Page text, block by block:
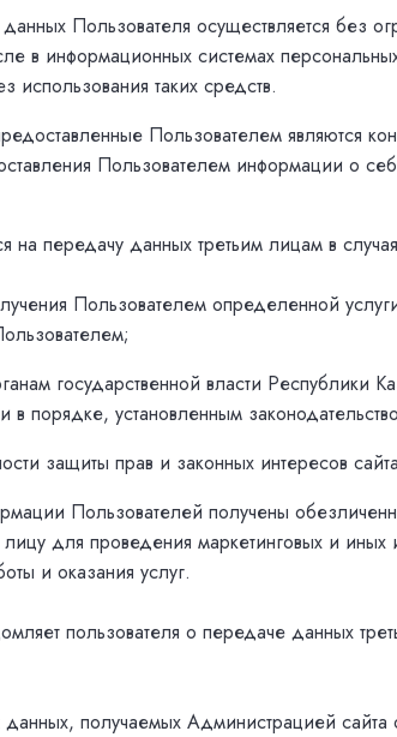
Пользователя осуществляется без
в информационных системах
использования таких средств.
Пользователем являются
Пользователем информации о
на передачу данных третьим лицам в
Пользователем определенной
государственной власти Республики
порядке, установленным
защиты прав и законных интересов
Пользователей получены
для проведения маркетинговых и иных
и оказания услуг.
пользователя о передаче данных
получаемых Администрацией сайта